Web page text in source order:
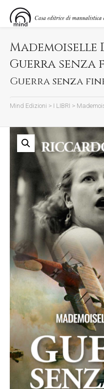
Mademoiselle
Guerra senza
Guerra senza
Mind Edizioni > I LIBRI >